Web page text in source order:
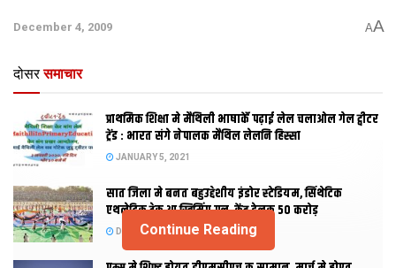
December 4, 2009 AA
दोसर समाचार
प्राथमिक शि‍क्षा मे मैथि‍ली भाषाकेँ पढ़ाई लेल चलाओल गेल ट्वीटर
ट्रेंड : भारत संगे नेपालक मैथिल लेलनि हिस्सा
JANUARY 5, 2021
सात जिला मे बनत बहुउद्देशीय इंडोर स्‍टेडि‍यम, सिंथेटिक
एथलेटिक ट्रेक आ स्विमिंग पुल, केंद्र देलक 50 करोड़
DECEMBER 26, 2020
Continue Reading